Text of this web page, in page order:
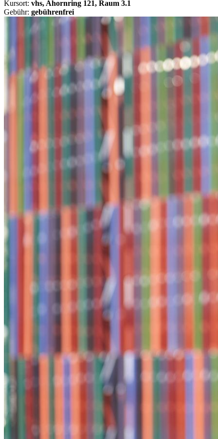
Kursort: vhs, Ahornring 121, Raum 3.1
Gebühr: gebührenfrei